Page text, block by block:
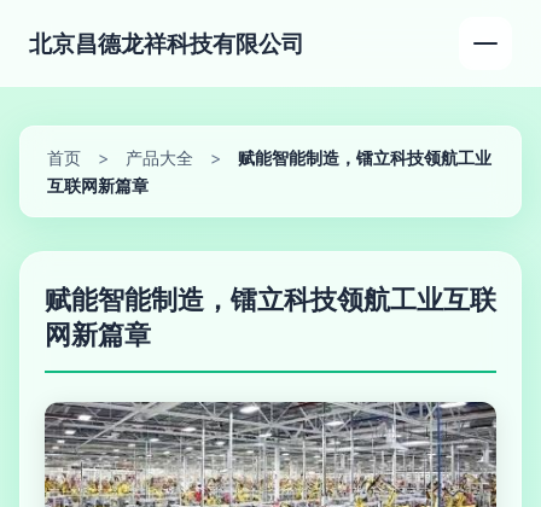
北京昌德龙祥科技有限公司
首页 > 产品大全 >
赋能智能制造，镭立科技领航工业
互联网新篇章
赋能智能制造，镭立科技领航工业互联
网新篇章